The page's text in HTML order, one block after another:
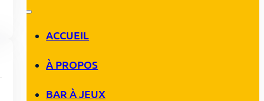
ACCUEIL
À PROPOS
BAR À JEUX